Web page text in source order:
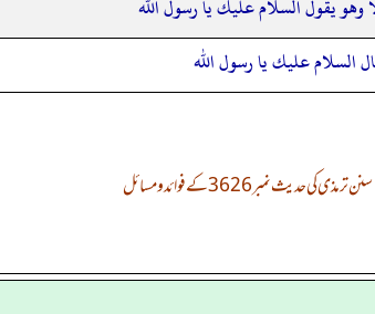
يقول السلام عليك يا رسول الله
السلام عليك يا رسول الله
سنن ترمذی کی حدیث نمبر 3626 کے فوائد و مسائل